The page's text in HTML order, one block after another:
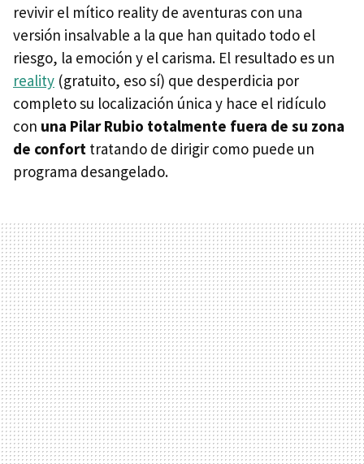
revivir el mítico reality de aventuras con una
versión insalvable a la que han quitado todo el
riesgo, la emoción y el carisma. El resultado es un
reality (gratuito, eso sí) que desperdicia por
completo su localización única y hace el ridículo
con una Pilar Rubio totalmente fuera de su zona
de confort tratando de dirigir como puede un
programa desangelado.